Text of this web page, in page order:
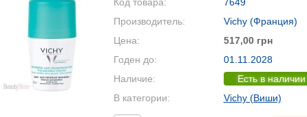
Производитель:
Vichy (Франция)
Цена:
517,00 грн
Годен до:
01.11.2028
Наличие:
Есть в наличии
В категории:
Vichy (Виши)